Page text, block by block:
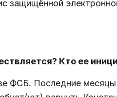
защищённой
Кто ее
ФСБ. Последние